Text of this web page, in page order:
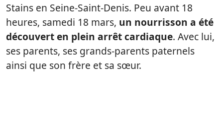
Stains en Seine-Saint-Denis. Peu avant 18
heures, samedi 18 mars, un nourrisson a été
découvert en plein arrêt cardiaque. Avec lui,
ses parents, ses grands-parents paternels
ainsi que son frère et sa sœur.